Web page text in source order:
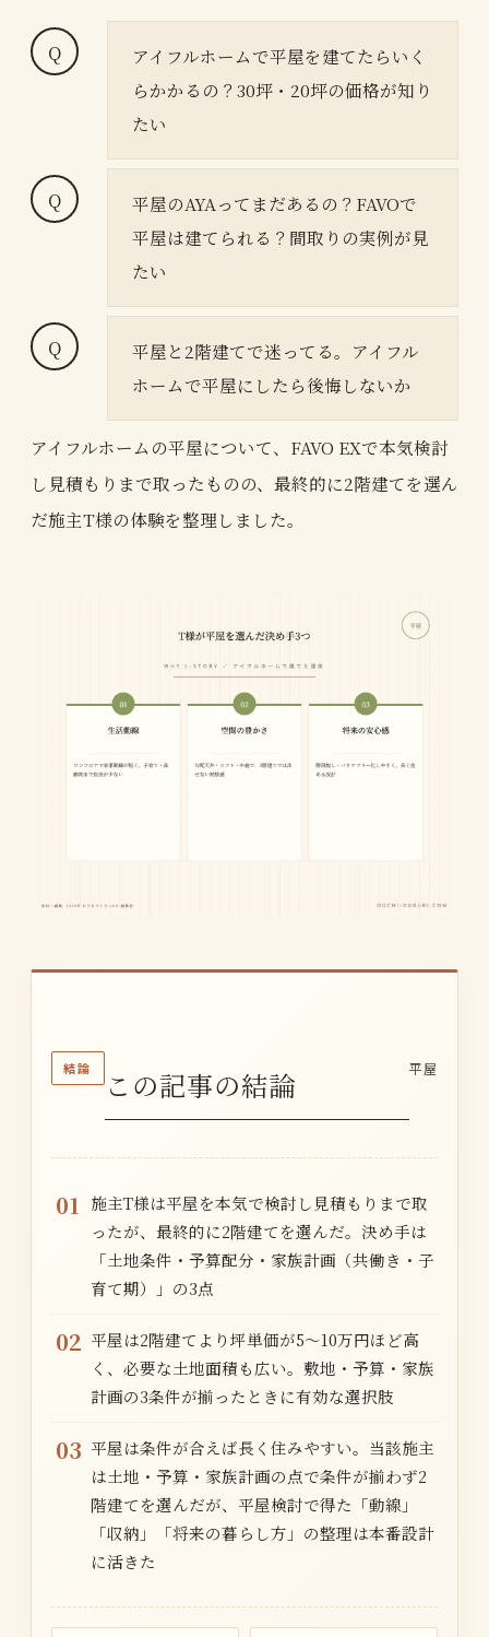
アイフルホームで平屋を建てたらいく
らかかるの？30坪・20坪の価格が知り
たい
平屋のAYAってまだあるの？FAVOで
平屋は建てられる？間取りの実例が見
たい
平屋と2階建てで迷ってる。アイフル
ホームで平屋にしたら後悔しないか
アイフルホームの平屋について、FAVO EXで本気検討
し見積もりまで取ったものの、最終的に2階建てを選ん
だ施主T様の体験を整理しました。
結論 この記事の結論 平屋
01
施主T様は平屋を本気で検討し見積もりまで取
ったが、最終的に2階建てを選んだ。決め手は
「土地条件・予算配分・家族計画（共働き・子
育て期）」の3点
02 平屋は2階建てより坪単価が5〜10万円ほど高
く、必要な土地面積も広い。敷地・予算・家族
計画の3条件が揃ったときに有効な選択肢
03 平屋は条件が合えば長く住みやすい。当該施主
は土地・予算・家族計画の点で条件が揃わず2
階建てを選んだが、平屋検討で得た「動線」
「収納」「将来の暮らし方」の整理は本番設計
に活きた